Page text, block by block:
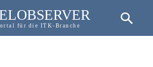
für die ITK-Branche